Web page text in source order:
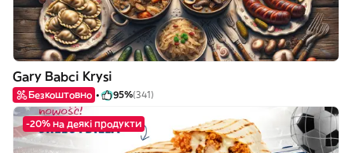
Gary Babci Krysi
Безкоштовно 95%(341)
-20% на деякі продукти